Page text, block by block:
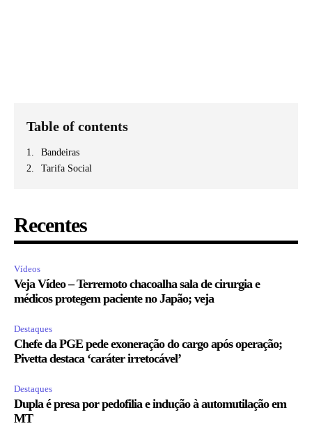
Table of contents
Bandeiras
Tarifa Social
Recentes
Vídeos
Veja Vídeo – Terremoto chacoalha sala de cirurgia e
médicos protegem paciente no Japão; veja
Destaques
Chefe da PGE pede exoneração do cargo após operação;
Pivetta destaca ‘caráter irretocável’
Destaques
Dupla é presa por pedofilia e indução à automutilação em
MT